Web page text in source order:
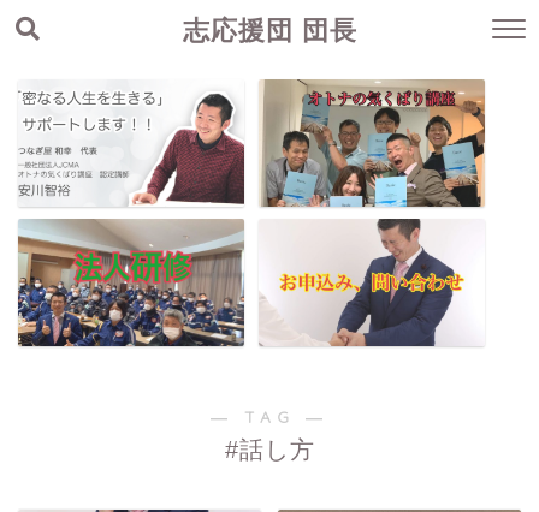
志応援団 団長
― TAG ―
#話し方